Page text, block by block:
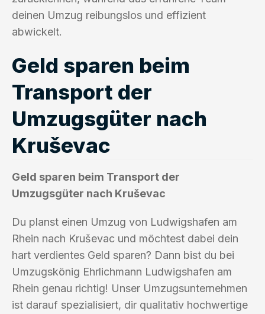
deinen Umzug reibungslos und effizient
abwickelt.
Geld sparen beim
Transport der
Umzugsgüter nach
Kruševac
Geld sparen beim Transport der
Umzugsgüter nach Kruševac
Du planst einen Umzug von Ludwigshafen am
Rhein nach Kruševac und möchtest dabei dein
hart verdientes Geld sparen? Dann bist du bei
Umzugskönig Ehrlichmann Ludwigshafen am
Rhein genau richtig! Unser Umzugsunternehmen
ist darauf spezialisiert, dir qualitativ hochwertige